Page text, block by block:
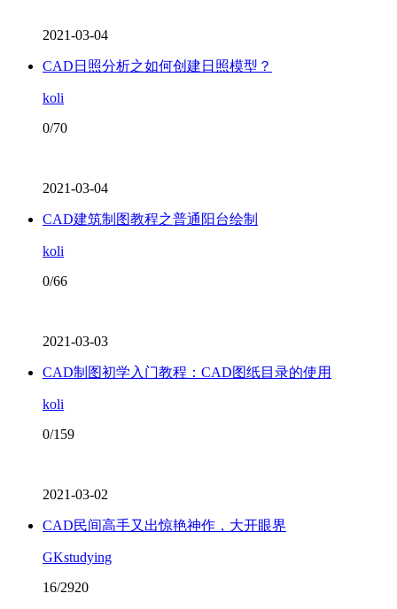
2021-03-04
CAD日照分析之如何创建日照模型？
koli
0/70
2021-03-04
CAD建筑制图教程之普通阳台绘制
koli
0/66
2021-03-03
CAD制图初学入门教程：CAD图纸目录的使用
koli
0/159
2021-03-02
CAD民间高手又出惊艳神作，大开眼界
GKstudying
16/2920